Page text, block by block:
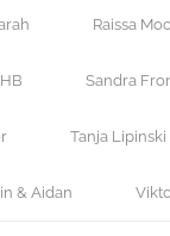
Raissa
Sandra
Tanja Lipinski
& Aidan